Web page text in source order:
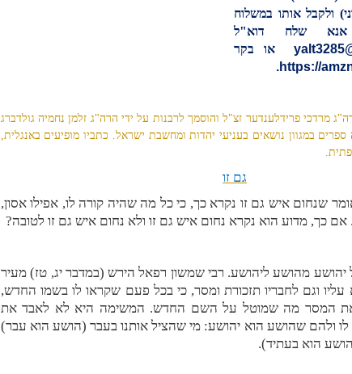
ולקבל אותו במשלוח
שלח דוא"ל
או בקר
https://
.
מרדכי פרידלענדער זצ"ל והוסמך לרבנות על ידי הרה"ג זלמן נחמיה גולדברג
במגוון נושאים בעניעי יהדות ומחשבת ישראל. כתביו מופיעים באנגלית,
גם זו
שנחום איש גם זו נקרא כך, כי כל מה שהיה קורה לו, אפילו אסון,
אם כך, מדוע הוא נקרא נחום איש גם זו ולא נחום איש גם זו לטובה?
מהושע ליהושע. רבי שמשון רפאל הירש (במדבר יג, טז) מעיר
וגם לחבריו תזכורת ומסר, כי בכל פעם שקראו לו בשמו החדש,
את המסר מה שמוטל על השם החדש. המשימה היא לא לאבד את
ולהם שהושע הוא יהושע: מי שהציל אותנו בעבר (הושע הוא עבר)
הוא בעתיד).